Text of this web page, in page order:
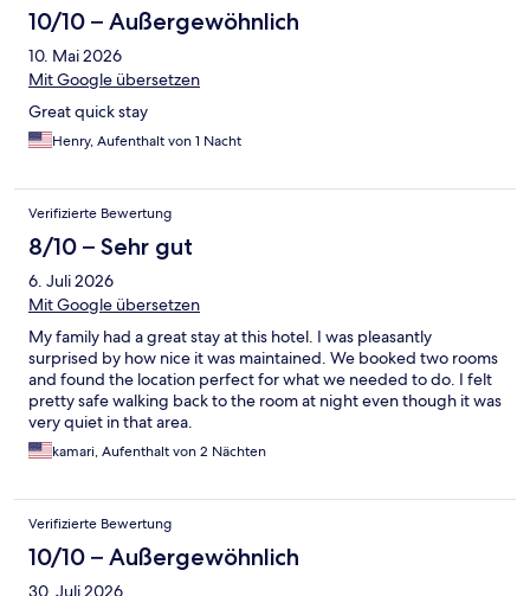
10/10 – Außergewöhnlich
10. Mai 2026
Mit Google übersetzen
Great quick stay
Henry, Aufenthalt von 1 Nacht
Verifizierte Bewertung
8/10 – Sehr gut
6. Juli 2026
Mit Google übersetzen
My family had a great stay at this hotel. I was pleasantly
surprised by how nice it was maintained. We booked two rooms
and found the location perfect for what we needed to do. I felt
pretty safe walking back to the room at night even though it was
very quiet in that area.
kamari, Aufenthalt von 2 Nächten
Verifizierte Bewertung
10/10 – Außergewöhnlich
30. Juli 2026